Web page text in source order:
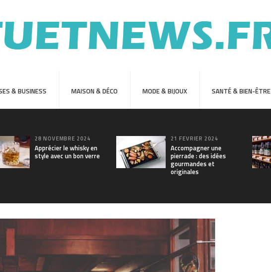
& BUSINESS MAISON & DÉCO MODE & BIJOUX SANTÉ & BIEN-ÊTRE
28 NOVEMBRE 2024
Apprécier le whisky en
style avec un bon verre
21 FÉVRIER 2024
Accompagner une
pierrade : des idées
gourmandes et
originales